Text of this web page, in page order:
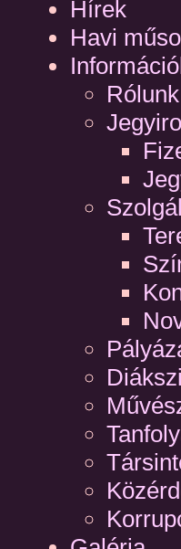
Hírek
Havi
Rólunk